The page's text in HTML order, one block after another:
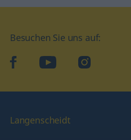
Besuchen Sie uns auf:
facebookYouTube Instagram
Langenscheidt